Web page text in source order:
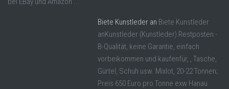
Biete Kunstleder an Biete Kunstleder
anKunstleder (Kunstleder) Restposten -
B-Qualität, keine Garantie, einfach
vorbeikommen und kaufenfür, , Tasche,
Gürtel, Schuh usw. Mixlot, 20-22 Tonnen;
Preis 650 Euro pro Tonne exw Hanau